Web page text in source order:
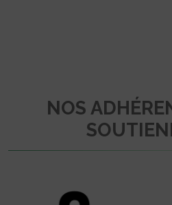
NOS